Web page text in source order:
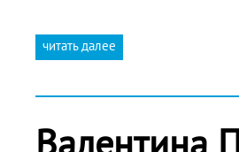
читать далее